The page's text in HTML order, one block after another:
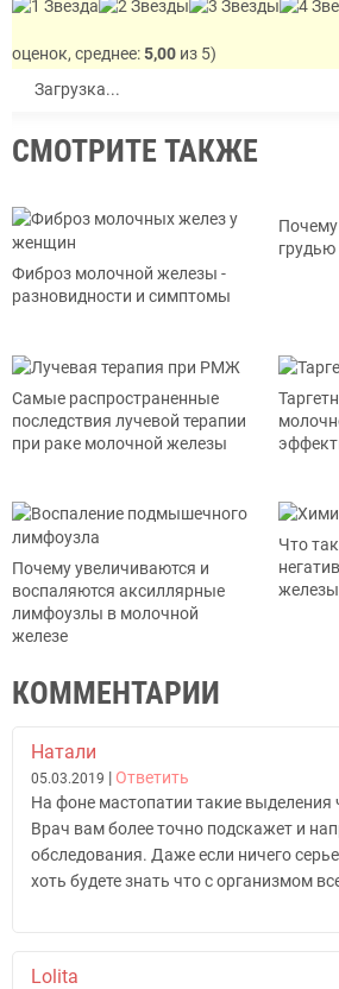
оценок, среднее:5,00 из 5)
Загрузка...
СМОТРИТЕ ТАКЖЕ
Фиброз молочной железы -
разновидности и симптомы
грудью
Самые распространенные
последствия лучевой терапии
при раке молочной железы
Почему увеличиваются и
воспаляются аксиллярные
лимфоузлы в молочной
железе
Что
железы
КОММЕНТАРИИ
Натали
05.03.2019 | Ответить
На фоне мастопатии такие выделения
Врач вам более точно подскажет и
обследования. Даже если ничего
хоть будете знать что с организмом
Lolita